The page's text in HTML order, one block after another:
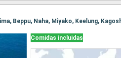
Beppu, Naha, Miyako, Keelung,
Comidas incluidas